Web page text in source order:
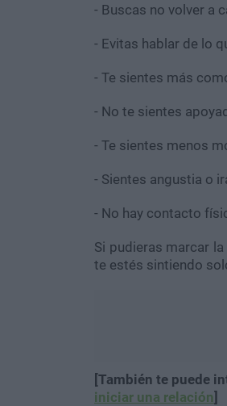
- Buscas no volver a
- Evitas hablar de lo
- Te sientes más
- No te sientes
- Te sientes menos
- Sientes angustia o
- No hay contacto
Si pudieras marcar
te estés sintiendo
[También te puede
iniciar una relación]